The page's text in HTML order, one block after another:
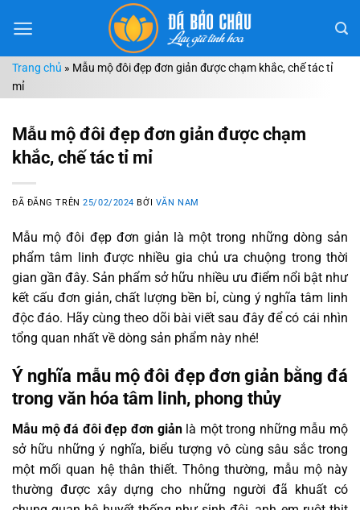
đến
dungTrang chủ » Mẫu mộ đôi đẹp đơn giản được chạm khắc, chế tác tỉ
mỉ
Mẫu mộ đôi đẹp đơn giản được chạm
khắc, chế tác tỉ mỉ
ĐÃ ĐĂNG TRÊN25/02/2024 BỞI VĂN NAM
Mẫu mộ đôi đẹp đơn giản là một trong những dòng sản
phẩm tâm linh được nhiều gia chủ ưa chuộng trong thời
gian gần đây. Sản phẩm sở hữu nhiều ưu điểm nổi bật như
kết cấu đơn giản, chất lượng bền bỉ, cùng ý nghĩa tâm linh
độc đáo. Hãy cùng theo dõi bài viết sau đây để có cái nhìn
tổng quan nhất về dòng sản phẩm này nhé!
Ý nghĩa mẫu mộ đôi đẹp đơn giản bằng đá
trong văn hóa tâm linh, phong thủy
Mẫu mộ đá đôi đẹp đơn giảnlà một trong những mẫu mộ
sở hữu những ý nghĩa, biểu tượng vô cùng sâu sắc trong
một mối quan hệ thân thiết. Thông thường, mẫu mộ này
thường được xây dựng cho những người đã khuất có